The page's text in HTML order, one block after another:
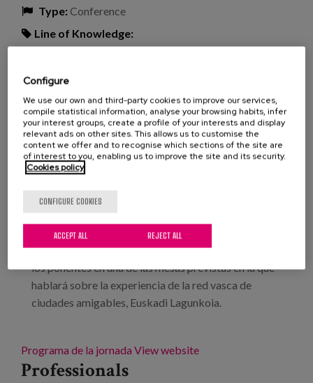
News
Press
Work with us
Type:Conference
Line of Knowledge:
En junio viajamos a Granada para participar en la
jornada de primavera que organiza la Sociedad
Andaluza de Calidad Asistencial (SADECA) en
colaboración con la Escuela Andaluza de Salud
grandes temas: "Los nuevos paradigmas en la
gestión del conocimiento" y "El efecto red y la
construcción colectiva del conocimiento". Elena del
Barrio, investigadora de Matia Instituto será una de
los ponentes en una de las mesas previstas en la que
hablará sobre la experiencia de la red vasca de
ciudades amigables, Euskadi Lagunkoia.
Programa de la jornada View website
Professionals
Configure
We use our own and third-party cookies to improve our services,
compile statistical information, analyse your browsing habits, infer
your interest groups, create a profile of your interests and display
relevant ads on other sites. This allows us to customise the
content we offer and to recognise which sections of the site are
of interest to you, enabling us to improve the site and its security.
Cookies policy
CONFIGURE COOKIES
REJECT ALL
ACCEPT ALL